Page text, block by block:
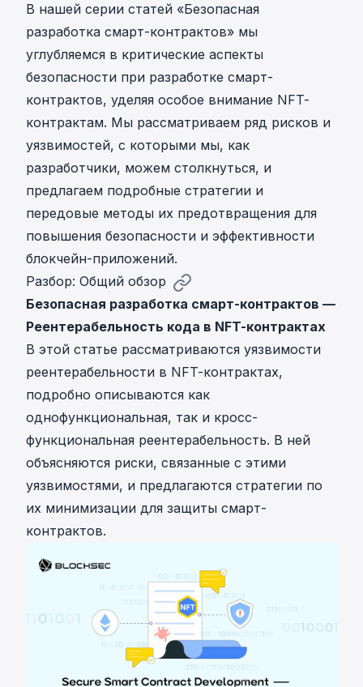
В нашей серии статей «Безопасная
разработка смарт-контрактов» мы
углубляемся в критические аспекты
безопасности при разработке смарт-
контрактов, уделяя особое внимание NFT-
контрактам. Мы рассматриваем ряд рисков и
уязвимостей, с которыми мы, как
разработчики, можем столкнуться, и
предлагаем подробные стратегии и
передовые методы их предотвращения для
повышения безопасности и эффективности
блокчейн-приложений.
Разбор: Общий обзор
Безопасная разработка смарт-контрактов —
Реентерабельность кода в NFT-контрактах
В этой статье рассматриваются уязвимости
реентерабельности в NFT-контрактах,
подробно описываются как
однофункциональная, так и кросс-
функциональная реентерабельность. В ней
объясняются риски, связанные с этими
уязвимостями, и предлагаются стратегии по
их минимизации для защиты смарт-
контрактов.